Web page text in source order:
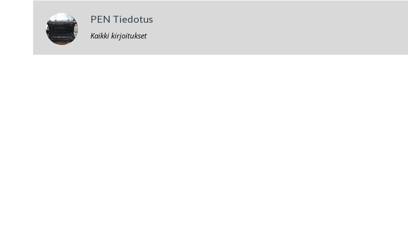
PEN Tiedotus
Kaikki kirjoitukset